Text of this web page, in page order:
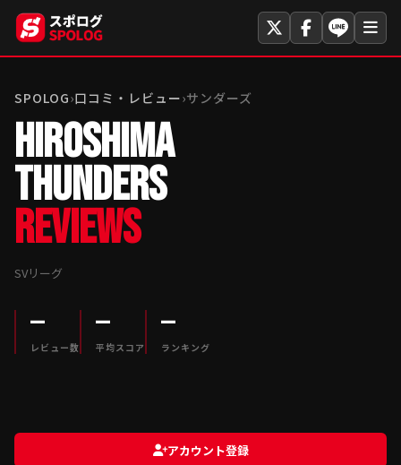
SPOLOG›口コミ・レビュー›サンダーズ
HIROSHIMA
THUNDERS
REVIEWS
SVリーグ
—
レビュー数
—
平均スコア
—
ランキング
アカウント登録